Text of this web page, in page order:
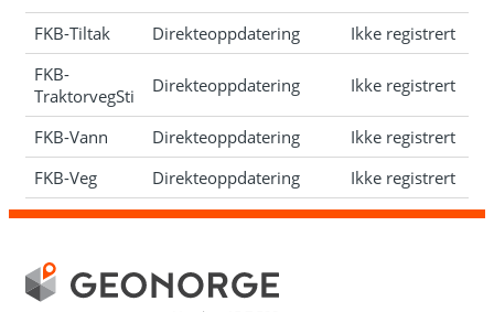
FKB-Tiltak Direkteoppdatering
Ikke registrert
FKB-
TraktorvegSti
Direkteoppdatering Ikke registrert
FKB-Vann Direkteoppdatering
Ikke registrert
FKB-Veg
Direkteoppdatering Ikke registrert